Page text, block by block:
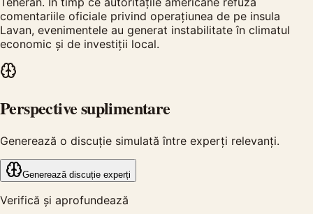
comentariile oficiale privind operațiunea de pe insula
Lavan, evenimentele au generat instabilitate în climatul
economic și de investiții local.
Perspective suplimentare
Generează o discuție simulată între experți relevanți.
Generează discuție experți
Verifică și aprofundează